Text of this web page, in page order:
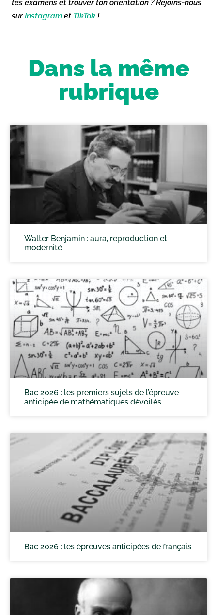
tes examens et trouver ton orientation ? Rejoins-nous
surInstagram et TikTok !
Dans la même
rubrique
Walter Benjamin : aura, reproduction et
modernité
Bac 2026 : les premiers sujets de l’épreuve
anticipée de mathématiques dévoilés
Bac 2026 : les épreuves anticipées de français